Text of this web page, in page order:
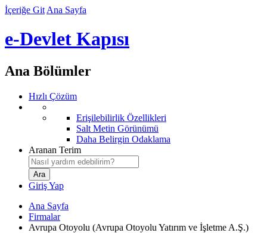
İçeriğe Git Ana Sayfa
e-Devlet Kapısı
Ana Bölümler
Hızlı Çözüm
Erişilebilirlik Özellikleri
Salt Metin Görünümü
Daha Belirgin Odaklama
Aranan Terim
Giriş Yap
Ana Sayfa
Firmalar
Avrupa Otoyolu (Avrupa Otoyolu Yatırım ve İşletme A.Ş.)